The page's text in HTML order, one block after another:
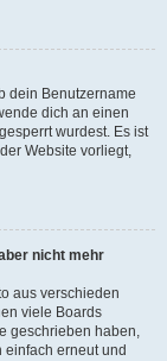
dein Benutzername
dich an einen
wurdest. Es ist
Website vorliegt,
nicht mehr
aus verschieden
viele Boards
geschrieben haben,
erneut und